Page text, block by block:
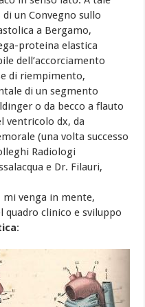
un Convegno sullo
a Bergamo,
proteina elastica
dell’accorciamento
di riempimento,
di un segmento
o da becco a flauto
ventricolo dx, da
(una volta successo
Radiologi
e Dr. Filauri,
venga in mente,
clinico e sviluppo
: